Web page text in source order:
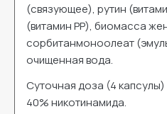
(связующее), рутин
(витамин PP), биомасса
сорбитанмоноолеат
очищенная вода.
Суточная доза (4
40% никотинамида.